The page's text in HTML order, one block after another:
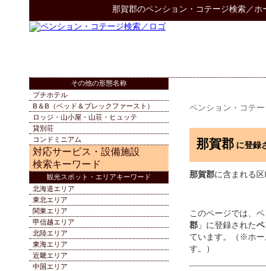
那賀郡のペンション・コテージ検索／ホ
ペンション・コテ
那賀郡 に登録
那賀郡に含まれる
このページでは、
郡 」に登録された
ています。（※ホー
す。）
その他の形態名称
プチホテル
B＆B（ベッド＆ブレックファースト）
ロッジ・山小屋・山荘・ヒュッテ
貸別荘
コンドミニアム
対応サービス・設備施設
検索キーワード
観光スポット・エリアキーワード
北海道エリア
東北エリア
関東エリア
甲信越エリア
北陸エリア
東海エリア
近畿エリア
中国エリア